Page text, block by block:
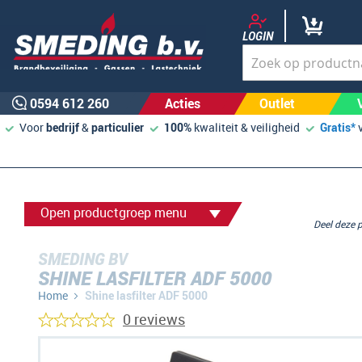
LOGIN
0594 612 260 Acties Outlet
Voorbedrijf&particulier 100% kwaliteit & veiligheid Gratis*
Open productgroep menu
SMEDING BV
SHINE LASFILTER ADF 5000
Home Shine lasfilter ADF 5000
Deel
0 reviews
Ga